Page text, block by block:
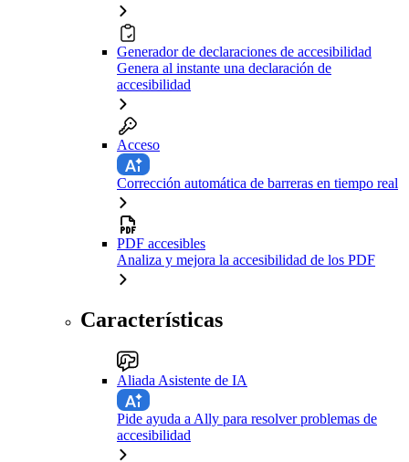
Generador de declaraciones de accesibilidad
Genera al instante una declaración de
accesibilidad
Acceso
Corrección automática de barreras en tiempo real
PDF accesibles
Analiza y mejora la accesibilidad de los PDF
Características
Aliada Asistente de IA
Pide ayuda a Ally para resolver problemas de
accesibilidad